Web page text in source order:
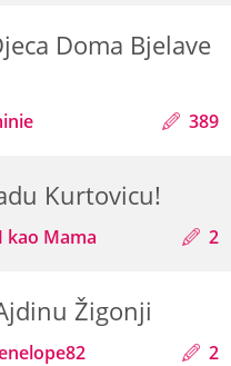
Doma Bjelave
389
Kurtovicu!
kao Mama 2
Žigonji
2